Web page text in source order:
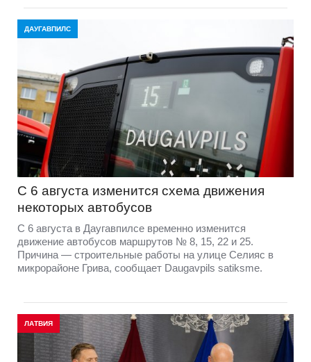
ДАУГАВПИЛС
С 6 августа изменится схема движения
некоторых автобусов
С 6 августа в Даугавпилсе временно изменится
движение автобусов маршрутов № 8, 15, 22 и 25.
Причина — строительные работы на улице Селияс в
микрорайоне Грива, сообщает Daugavpils satiksme.
ЛАТВИЯ